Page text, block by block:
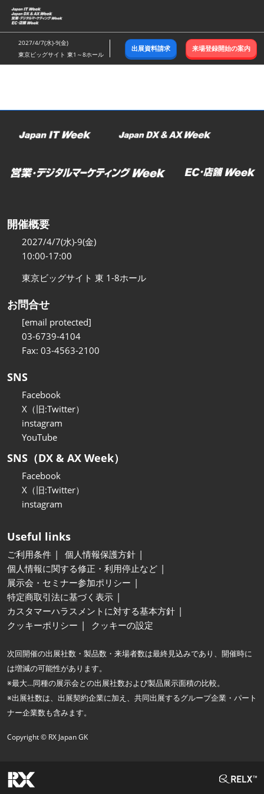
ス
キ
ッ
し
む
2027/4/7(水)-9(金)
東京ビッグサイト 東1～8ホール
出展資料請求 来場登録開始の案内
開催概要
2027/4/7(水)-9(金)
10:00-17:00
東京ビッグサイト 東 1-8ホール
お問合せ
[email protected]
03-6739-4104
Fax: 03-4563-2100
SNS
Facebook
X（旧:Twitter）
instagram
YouTube
SNS（DX & AX Week）
Facebook
X（旧:Twitter）
instagram
Useful links
ご利用条件
個人情報保護方針
個人情報に関する修正・利用停止など
展示会・セミナー参加ポリシー
特定商取引法に基づく表示
カスタマーハラスメントに対する基本方針
クッキーポリシー
クッキーの設定
次回開催の出展社数・製品数・来場者数は最終見込みであり、開催時に
は増減の可能性があります。
※最大…同種の展示会との出展社数および製品展示面積の比較。
※出展社数は、出展契約企業に加え、共同出展するグループ企業・パート
ナー企業数も含みます。
Copyright © RX Japan GK